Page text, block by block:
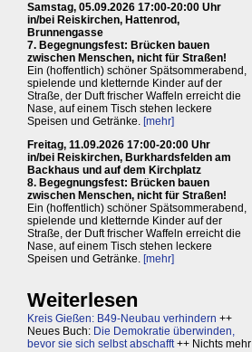
Samstag, 05.09.2026 17:00-20:00 Uhr
in/bei Reiskirchen, Hattenrod,
Brunnengasse
7. Begegnungsfest: Brücken bauen
zwischen Menschen, nicht für Straßen!
Ein (hoffentlich) schöner Spätsommerabend,
spielende und kletternde Kinder auf der
Straße, der Duft frischer Waffeln erreicht die
Nase, auf einem Tisch stehen leckere
Speisen und Getränke. [mehr]
Freitag, 11.09.2026 17:00-20:00 Uhr
in/bei Reiskirchen, Burkhardsfelden am
Backhaus und auf dem Kirchplatz
8. Begegnungsfest: Brücken bauen
zwischen Menschen, nicht für Straßen!
Ein (hoffentlich) schöner Spätsommerabend,
spielende und kletternde Kinder auf der
Straße, der Duft frischer Waffeln erreicht die
Nase, auf einem Tisch stehen leckere
Speisen und Getränke. [mehr]
Weiterlesen
Kreis Gießen: B49-Neubau verhindern ++
Neues Buch: Die Demokratie überwinden,
bevor sie sich selbst abschafft++ Nichts mehr